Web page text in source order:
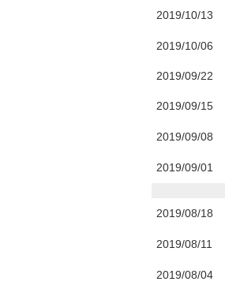
2019/10/13
2019/10/06
2019/09/22
2019/09/15
2019/09/08
2019/09/01
2019/08/18
2019/08/11
2019/08/04